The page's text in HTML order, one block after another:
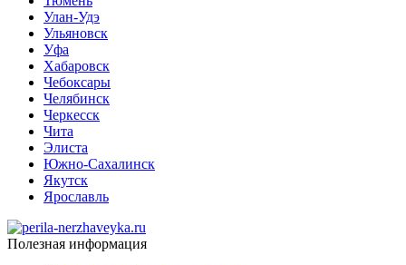
Улан-Удэ
Ульяновск
Уфа
Хабаровск
Чебоксары
Челябинск
Черкесск
Чита
Элиста
Южно-Сахалинск
Якутск
Ярославль
Полезная информация